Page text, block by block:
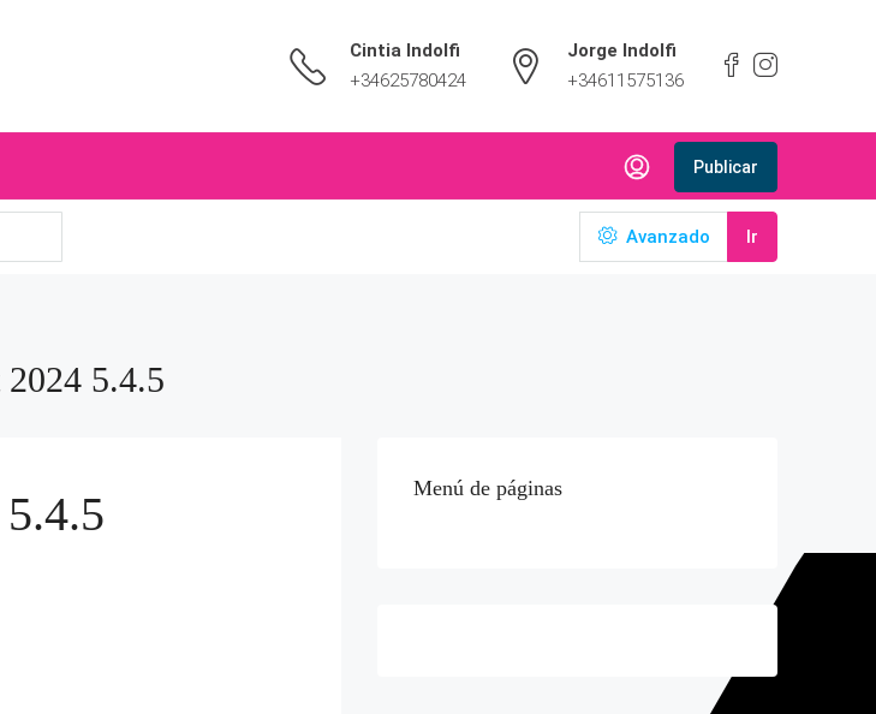
Cintia Indolfi
+34625780424
Jorge Indolfi
+34611575136
Publicar
Avanzado Ir
2024 5.4.5
Menú de páginas